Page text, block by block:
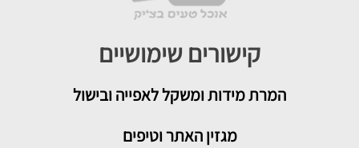
קישורים שימושיים
המרת מידות ומשקל לאפייה ובישול
מגזין האתר וטיפים